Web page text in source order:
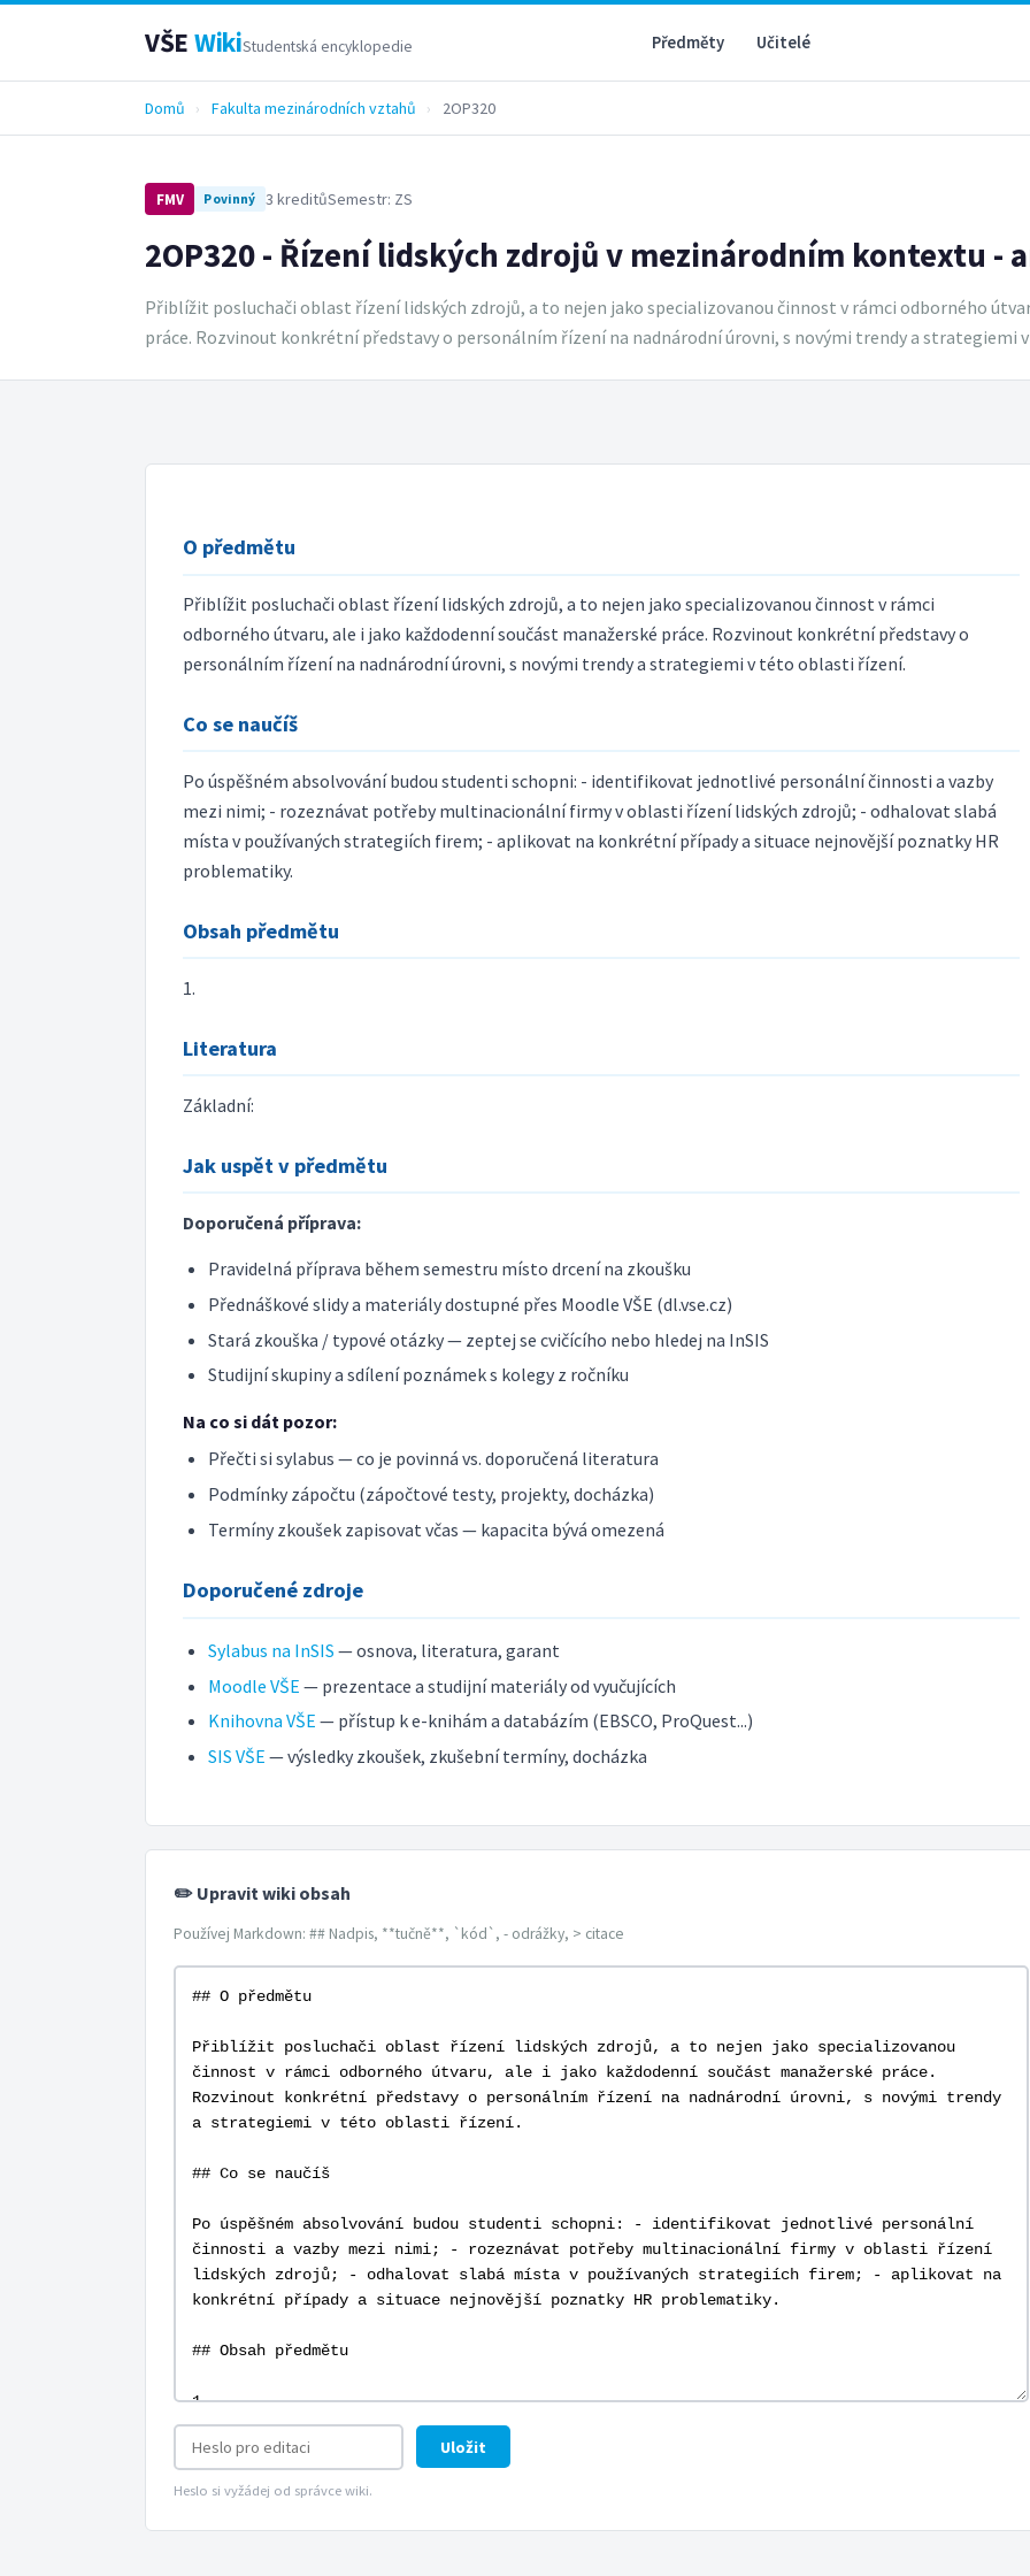
VŠE WikiStudentská encyklopedie Předměty Učitelé
Domů › Fakulta mezinárodních vztahů › 2OP320
FMV Povinný 3 kreditůSemestr: ZS
2OP320 - Řízení lidských zdrojů v mezinárodním kontextu -
Přiblížit posluchači oblast řízení lidských zdrojů, a to nejen jako specializovanou činnost v rámci odborného
práce. Rozvinout konkrétní představy o personálním řízení na nadnárodní úrovni, s novými trendy a strategiemi
O předmětu
Přiblížit posluchači oblast řízení lidských zdrojů, a to nejen jako specializovanou činnost v rámci
odborného útvaru, ale i jako každodenní součást manažerské práce. Rozvinout konkrétní představy o
personálním řízení na nadnárodní úrovni, s novými trendy a strategiemi v této oblasti řízení.
Co se naučíš
Po úspěšném absolvování budou studenti schopni: - identifikovat jednotlivé personální činnosti a vazby
mezi nimi; - rozeznávat potřeby multinacionální firmy v oblasti řízení lidských zdrojů; - odhalovat slabá
místa v používaných strategiích firem; - aplikovat na konkrétní případy a situace nejnovější poznatky HR
problematiky.
Obsah předmětu
1.
Literatura
Základní:
Jak uspět v předmětu
Doporučená příprava:
Pravidelná příprava během semestru místo drcení na zkoušku
Přednáškové slidy a materiály dostupné přes Moodle VŠE (dl.vse.cz)
Stará zkouška / typové otázky — zeptej se cvičícího nebo hledej na InSIS
Studijní skupiny a sdílení poznámek s kolegy z ročníku
Na co si dát pozor:
Přečti si sylabus — co je povinná vs. doporučená literatura
Podmínky zápočtu (zápočtové testy, projekty, docházka)
Termíny zkoušek zapisovat včas — kapacita bývá omezená
Doporučené zdroje
Sylabus na InSIS — osnova, literatura, garant
Moodle VŠE — prezentace a studijní materiály od vyučujících
Knihovna VŠE — přístup k e-knihám a databázím (EBSCO, ProQuest...)
SIS VŠE — výsledky zkoušek, zkušební termíny, docházka
✏️ Upravit wiki obsah
Používej Markdown: ## Nadpis, **tučně**, `kód`, - odrážky, > citace
Uložit
Heslo si vyžádej od správce wiki.